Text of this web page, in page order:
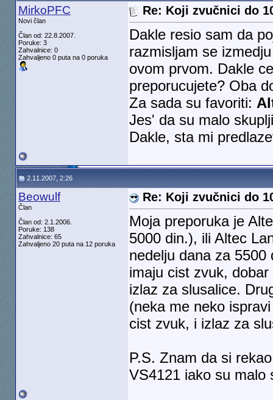
MirkoPFC
Novi član
Član od: 22.8.2007.
Poruke: 3
Zahvalnice: 0
Zahvaljeno 0 puta na 0 poruka
Re: Koji zvučnici do
Dakle resio sam da
razmisljam se
ovom prvom. Dakle
preporucujete? Oba
Za sada su favoriti:
Jes' da su malo
Dakle, sta mi
2.11.2007, 2:26
Beowulf
Član
Član od: 2.1.2006.
Poruke: 138
Zahvalnice: 65
Zahvaljeno 20 puta na 12 poruka
Re: Koji zvučnici do
Moja preporuka je
5000 din.), ili Altec
nedelju dana za
imaju cist zvuk,
izlaz za slusalice.
(neka me neko
cist zvuk, i izlaz za
P.S. Znam da si
VS4121 iako su